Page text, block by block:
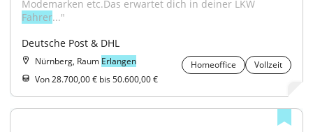
Fahrer..."
Deutsche Post & DHL
Nürnberg, Raum Erlangen Homeoffice
Vollzeit
Von 28.700,00 € bis 50.600,00 €